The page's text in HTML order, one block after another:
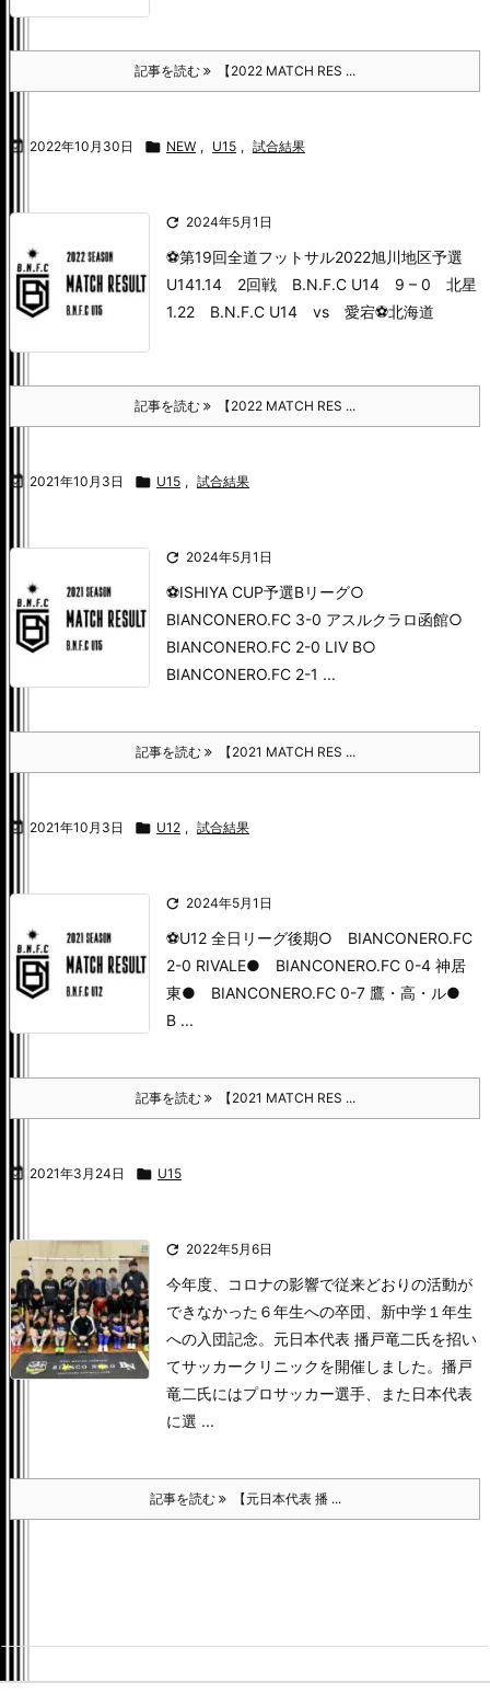
記事を読む 【2022 MATCH RES ...
 2022年10月30日  NEW , U15 , 試合結果
 2024年5月1日
⚽️第19回全道フットサル2022旭川地区予選
U141.14 2回戦 B.N.F.C U14 9 – 0 北星
1.22 B.N.F.C U14 vs 愛宕⚽️北海道
記事を読む 【2022 MATCH RES ...
 2021年10月3日  U15 , 試合結果
 2024年5月1日
⚽ISHIYA CUP予選Bリーグ○
BIANCONERO.FC 3-0 アスルクラロ函館○
BIANCONERO.FC 2-0 LIV B○
BIANCONERO.FC 2-1 ...
記事を読む 【2021 MATCH RES ...
 2021年10月3日  U12 , 試合結果
 2024年5月1日
⚽U12 全日リーグ後期○ BIANCONERO.FC
2-0 RIVALE● BIANCONERO.FC 0-4 神居
東● BIANCONERO.FC 0-7 鷹・高・ル●
B ...
記事を読む 【2021 MATCH RES ...
 2021年3月24日  U15
 2022年5月6日
今年度、コロナの影響で従来どおりの活動が
できなかった６年生への卒団、新中学１年生
への入団記念。 元日本代表 播戸竜二氏を招い
てサッカークリニックを開催しました。 播戸
竜二氏にはプロサッカー選手、また日本代表
に選 ...
記事を読む 【元日本代表 播 ...